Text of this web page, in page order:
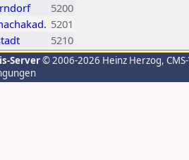
5200
5201
5210
Server© 2006-2026 Heinz Herzog,